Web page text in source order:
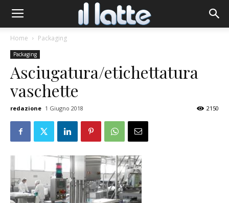
Home Packaging
Packaging
Asciugatura/etichettatura
vaschette
redazione 1 Giugno 2018 2150